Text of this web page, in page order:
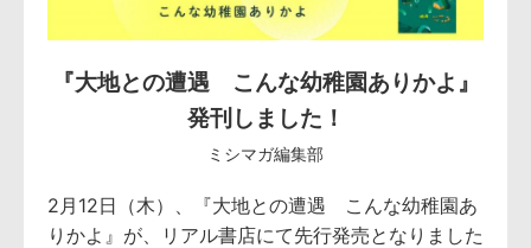
『大地との遭遇 こんな幼稚園ありかよ』
発刊しました！
ミシマガ編集部
2月12日（木）、『大地との遭遇 こんな幼稚園あ
りかよ』が、リアル書店にて先行発売となりました